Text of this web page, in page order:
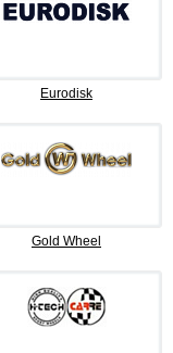
Eurodisk
Gold Wheel